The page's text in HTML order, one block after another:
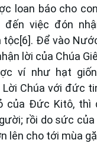
loan báo cho
đến việc đón
tộc[6]. Để vào
lời của Chúa
ví như hạt
Lời Chúa với đức
của Đức Kitô, thì
rồi do sức của
lên cho tới mùa